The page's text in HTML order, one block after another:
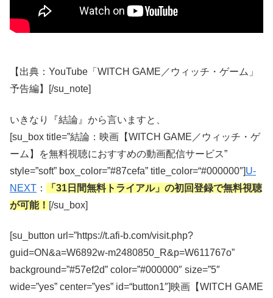
【出典：YouTube「WITCH GAME／ウィッチ・ゲーム」
予告編】[/su_note]
いきなり『結論』から言いますと、
[su_box title=”結論：映画【WITCH GAME／ウィッチ・ゲ
ーム】を無料視聴におすすめの動画配信サービス”
style=”soft” box_color=”#87cefa” title_color=“#000000″]U-
NEXT ：
「31日間無料トライアル」の初回登録で無料視聴
が可能！ [/su_box]
[su_button url=”https://t.afi-b.com/visit.php?
guid=ON&a=W6892w-m2480850_R&p=W611767o”
background=”#57ef2d” color=”#000000″ size=”5″
wide=”yes” center=”yes” id=“button1″]映画【WITCH GAME